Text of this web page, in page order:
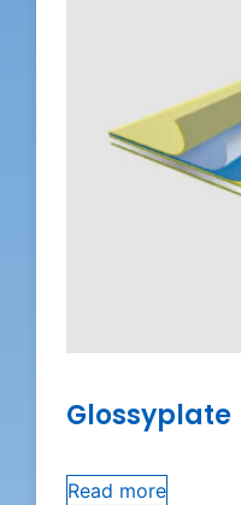
Glossyplate
Read more